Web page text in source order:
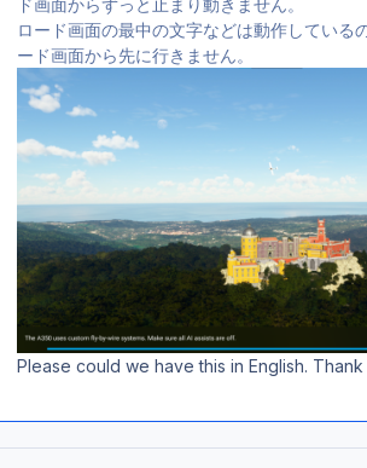
ド画面からずっと止まり動きません。
ロード画面の最中の文字などは動作している
ード画面から先に行きません。
Please could we have this in English. Thank